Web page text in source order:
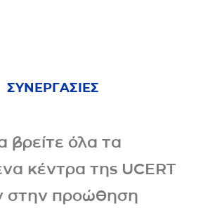
ΣΥΝΕΡΓΑΣΙΕΣ
όλα τα
κέντρα της UCERT
στην προώθηση